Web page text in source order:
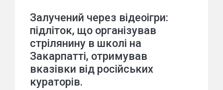
Залучений через відеоігри:
підліток, що організував
стрілянину в школі на
Закарпатті, отримував
вказівки від російських
кураторів.